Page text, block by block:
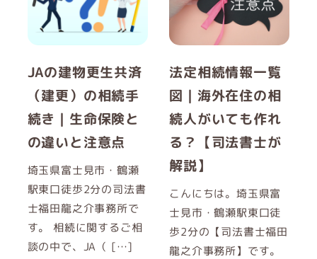
JAの建物更生共済
（建更）の相続手
続き｜生命保険と
の違いと注意点
埼玉県富士見市・鶴瀬
駅東口徒歩2分の司法書
士福田龍之介事務所で
す。 相続に関するご相
談の中で、JA（ […]
法定相続情報一覧
図｜海外在住の相
続人がいても作れ
る？【司法書士が
解説】
こんにちは。埼玉県富
士見市・鶴瀬駅東口徒
歩2分の【司法書士福田
龍之介事務所】です。